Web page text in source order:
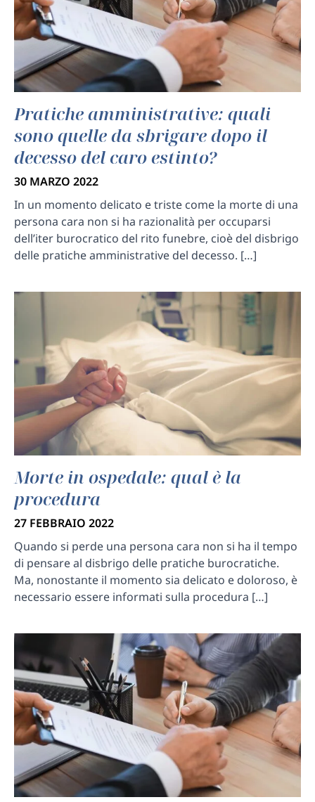
Pratiche amministrative: quali
sono quelle da sbrigare dopo il
decesso del caro estinto?
30 MARZO 2022
In un momento delicato e triste come la morte di una
persona cara non si ha razionalità per occuparsi
dell’iter burocratico del rito funebre, cioè del disbrigo
delle pratiche amministrative del decesso. […]
Morte in ospedale: qual è la
procedura
27 FEBBRAIO 2022
Quando si perde una persona cara non si ha il tempo
di pensare al disbrigo delle pratiche burocratiche.
Ma, nonostante il momento sia delicato e doloroso, è
necessario essere informati sulla procedura […]